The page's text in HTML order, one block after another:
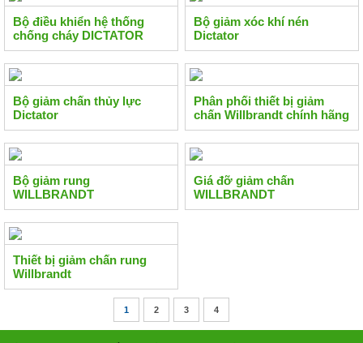
Bộ điều khiển hệ thống
chống cháy DICTATOR
Bộ giảm xóc khí nén
Dictator
Bộ giảm chấn thủy lực
Dictator
Phân phối thiết bị giảm
chấn Willbrandt chính hãng
Bộ giảm rung
WILLBRANDT
Giá đỡ giảm chấn
WILLBRANDT
Thiết bị giảm chấn rung
Willbrandt
1 2 3 4